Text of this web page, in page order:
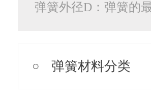
弹簧外径D：弹簧的
弹簧材料分类